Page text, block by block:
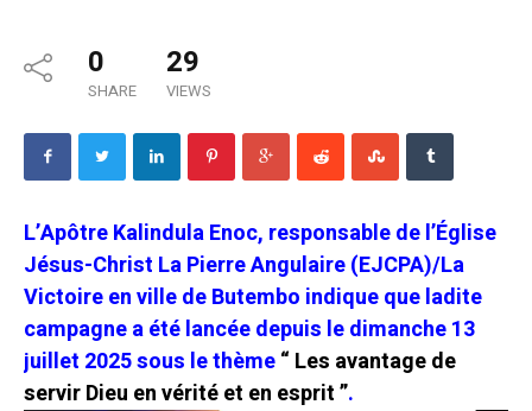
0
SHARE
29
VIEWS
L’Apôtre Kalindula Enoc, responsable de l’Église
Jésus-Christ La Pierre Angulaire (EJCPA)/La
Victoire en ville de Butembo indique que ladite
campagne a été lancée depuis le dimanche 13
juillet 2025 sous le thème“ Les avantage de
servir Dieu en vérité et en esprit ”.